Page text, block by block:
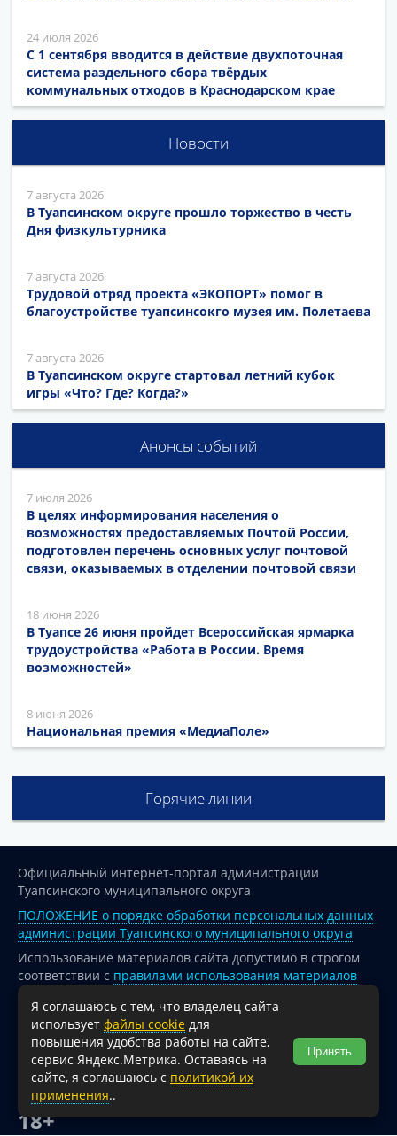
24 июля 2026
С 1 сентября вводится в действие двухпоточная
система раздельного сбора твёрдых
коммунальных отходов в Краснодарском крае
Новости
7 августа 2026
В Туапсинском округе прошло торжество в честь
Дня физкультурника
7 августа 2026
Трудовой отряд проекта «ЭКОПОРТ» помог в
благоустройстве туапсинсокго музея им. Полетаева
7 августа 2026
В Туапсинском округе стартовал летний кубок
игры «Что? Где? Когда?»
Анонсы событий
7 июля 2026
В целях информирования населения о
возможностях предоставляемых Почтой России,
подготовлен перечень основных услуг почтовой
связи, оказываемых в отделении почтовой связи
18 июня 2026
В Туапсе 26 июня пройдет Всероссийская ярмарка
трудоустройства «Работа в России. Время
возможностей»
8 июня 2026
Национальная премия «МедиаПоле»
Горячие линии
Официальный интернет-портал администрации
Туапсинского муниципального округа
ПОЛОЖЕНИЕ о порядке обработки персональных данных
администрации Туапсинского муниципального округа
Использование материалов сайта допустимо в строгом
соответствии с правилами использования материалов
опубликованных на сайте
При перепечатке и использовании информации ссылка
на источник обязательна.
Для сайтов и страниц сети Интернет обязательна
активная гиперссылка на официальный интернет-портал
администрации Туапсинского муниципального округа.
18+
Я соглашаюсь с тем, что владелец сайта
использует файлы cookie для
повышения удобства работы на сайте,
сервис Яндекс.Метрика. Оставаясь на
сайте, я соглашаюсь с политикой их
применения..
Принять